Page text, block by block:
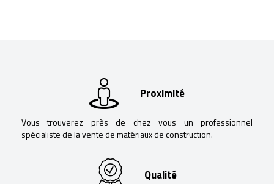
Proximité
Vous trouverez près de chez vous un professionnel
spécialiste de la vente de matériaux de construction.
Qualité